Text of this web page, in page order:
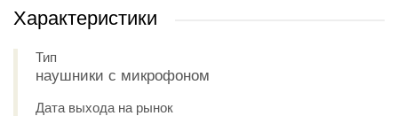
Характеристики
Тип
наушники с микрофоном
Дата выхода на рынок